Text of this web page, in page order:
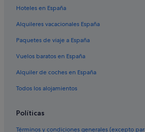
Hoteles en España
Alquileres vacacionales España
Paquetes de viaje a España
Vuelos baratos en España
Alquiler de coches en España
Todos los alojamientos
Políticas
Términos y condiciones generales (excepto